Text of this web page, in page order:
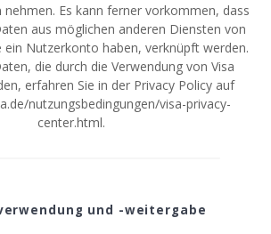
Es kann ferner vorkommen, dass
aus möglichen anderen Diensten von
ein Nutzerkonto haben, verknüpft werden.
die durch die Verwendung von Visa
erfahren Sie in der Privacy Policy auf
nutzungsbedingungen/visa-privacy-
center.html.
und -weitergabe